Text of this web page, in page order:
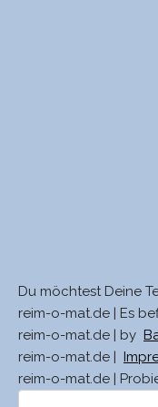
Du möchtest Deine
reim-o-mat.de | Es
reim-o-mat.de | by
reim-o-mat.de |
reim-o-mat.de |